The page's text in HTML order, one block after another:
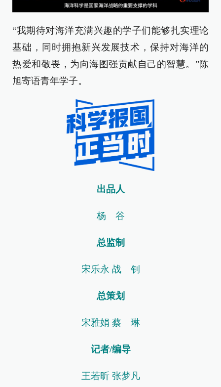
“我期待对海洋充满兴趣的学子们能够扎实理论
基础，同时拥抱新兴发展技术，保持对海洋的
热爱和敬畏，为向海图强贡献自己的智慧。”陈
旭寄语青年学子。
出品人
杨 谷
总监制
宋乐永 战 钊
总策划
宋雅娟 蔡 琳
记者/编导
王若昕 张梦凡